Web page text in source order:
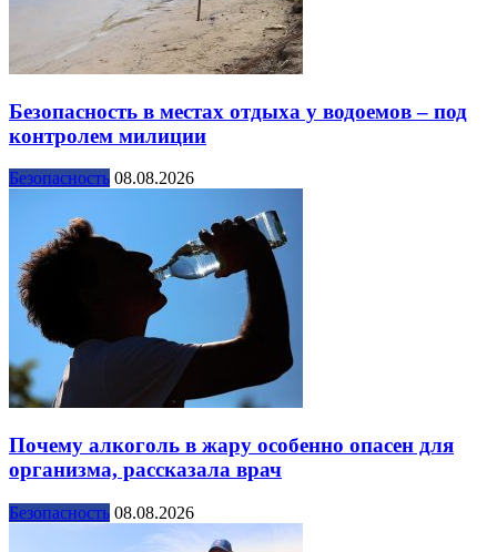
Безопасность в местах отдыха у водоемов – под
контролем милиции
Безопасность 08.08.2026
Почему алкоголь в жару особенно опасен для
организма, рассказала врач
Безопасность 08.08.2026